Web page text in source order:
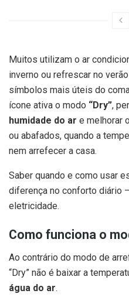
Muitos utilizam o ar
inverno ou refrescar no
símbolos mais úteis do
ícone ativa o modo “Dry”,
humidade do ar e melhorar
ou abafados, quando a
nem arrefecer a casa.
Saber quando e como usar
diferença no conforto diário
eletricidade.
Como funciona o
Ao contrário do modo de
“Dry” não é baixar a
água do ar.